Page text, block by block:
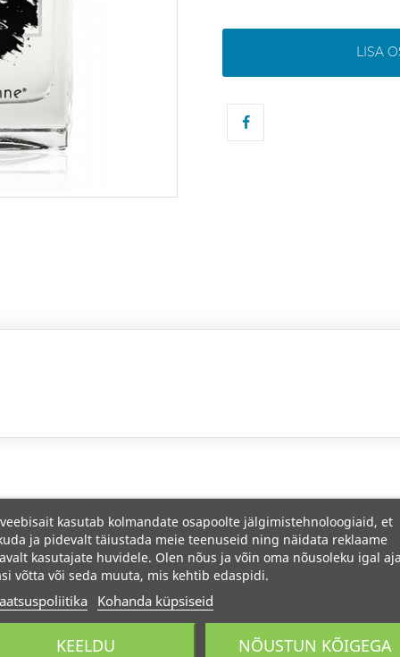
LISA
kasutab kolmandate osapoolte jälgimistehnoloogiaid, et
ja pidevalt täiustada meie teenuseid ning näidata reklaame
kasutajate huvidele. Olen nõus ja võin oma nõusoleku igal
võtta või seda muuta, mis kehtib edaspidi.
Kohanda küpsiseid
KEELDU NÕUSTUN KÕIGEGA